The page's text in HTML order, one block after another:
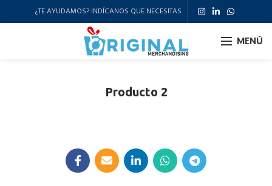
¿TE AYUDAMOS? INDÍCANOS QUE NECESITAS
MENÚ
Producto 2